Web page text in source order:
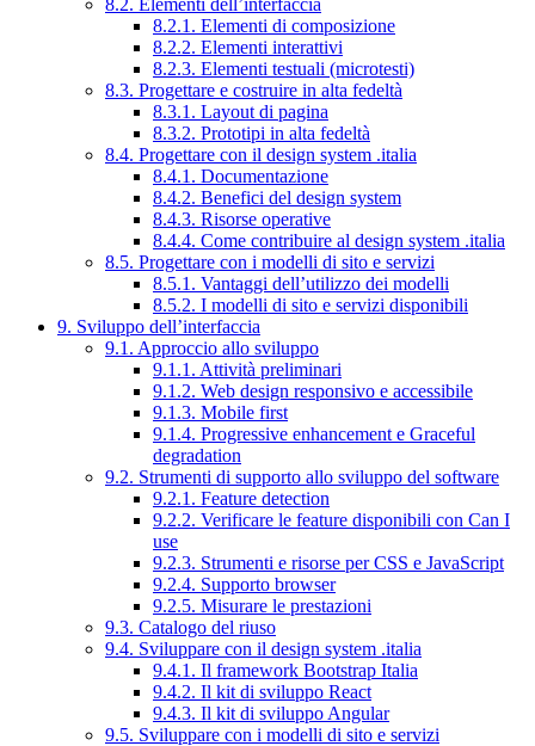
8.2. Elementi dell’interfaccia
8.2.1. Elementi di composizione
8.2.2. Elementi interattivi
8.2.3. Elementi testuali (microtesti)
8.3. Progettare e costruire in alta fedeltà
8.3.1. Layout di pagina
8.3.2. Prototipi in alta fedeltà
8.4. Progettare con il design system .italia
8.4.1. Documentazione
8.4.2. Benefici del design system
8.4.3. Risorse operative
8.4.4. Come contribuire al design system .italia
8.5. Progettare con i modelli di sito e servizi
8.5.1. Vantaggi dell’utilizzo dei modelli
8.5.2. I modelli di sito e servizi disponibili
9. Sviluppo dell’interfaccia
9.1. Approccio allo sviluppo
9.1.1. Attività preliminari
9.1.2. Web design responsivo e accessibile
9.1.3. Mobile first
9.1.4. Progressive enhancement e Graceful
degradation
9.2. Strumenti di supporto allo sviluppo del software
9.2.1. Feature detection
9.2.2. Verificare le feature disponibili con Can I
use
9.2.3. Strumenti e risorse per CSS e JavaScript
9.2.4. Supporto browser
9.2.5. Misurare le prestazioni
9.3. Catalogo del riuso
9.4. Sviluppare con il design system .italia
9.4.1. Il framework Bootstrap Italia
9.4.2. Il kit di sviluppo React
9.4.3. Il kit di sviluppo Angular
9.5. Sviluppare con i modelli di sito e servizi